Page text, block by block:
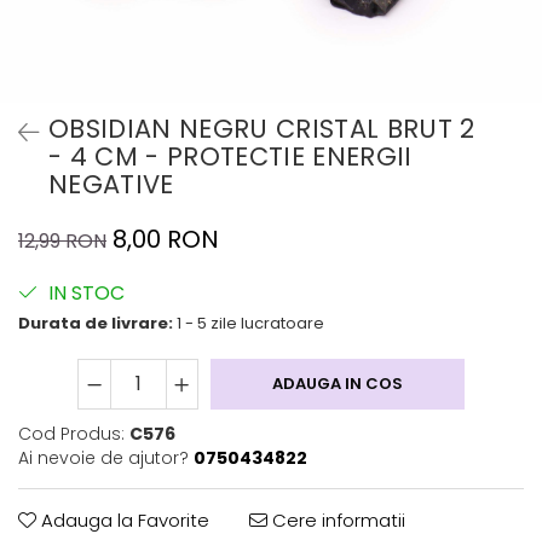
OBSIDIAN NEGRU CRISTAL BRUT 2
- 4 CM - PROTECTIE ENERGII
NEGATIVE
12,99 RON 8,00 RON
IN STOC
Durata de livrare:1 - 5 zile lucratoare
ADAUGA IN COS
Cod Produs: C576
Ai nevoie de ajutor? 0750434822
Adauga la Favorite Cere informatii